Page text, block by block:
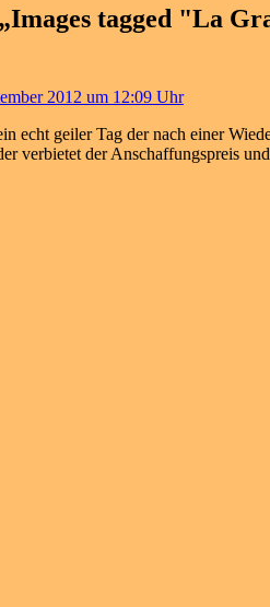
Images tagged "La
2012 um 12:09 Uhr
echt geiler Tag der nach einer
verbietet der Anschaffungspreis